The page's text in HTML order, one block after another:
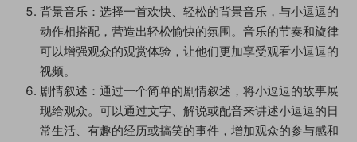
背景音乐：选择一首欢快、轻松的背景音乐，与小逗逗的
动作相搭配，营造出轻松愉快的氛围。音乐的节奏和旋律
可以增强观众的观赏体验，让他们更加享受观看小逗逗的
视频。
剧情叙述：通过一个简单的剧情叙述，将小逗逗的故事展
现给观众。可以通过文字、解说或配音来讲述小逗逗的日
常生活、有趣的经历或搞笑的事件，增加观众的参与感和